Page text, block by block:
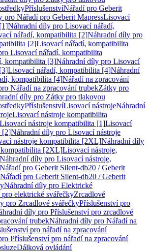
PříslušenstvíNářadí pro Geberit
pro Nářadí pro Geberit MapressLisovací
Náhradní díly pro Lisovací nářadí,
nářadí, kompatibilita [2]Náhradní díly pro
[2]Lisovací nářadí, kompatibilita
Lisovací nářadí, kompatibilita
kompatibilita [3]Náhradní díly pro Lisovací
Lisovací nářadí, kompatibilita [4]Náhradní
kompatibilita [4]Nářadí na zpracování
Nářadí na zpracování trubekZátky pro
díly pro Zátky pro tlakovou
PříslušenstvíLisovací nástrojeNáhradní
Lisovací nástroje kompatibilita
nástroje kompatibilita [1]Lisovací
[2]Náhradní díly pro Lisovací nástroje
nástroje kompatibilita [2XL]Náhradní díly
kompatibilita [2XL]Lisovací nástroje,
Náhradní díly pro Lisovací nástroje,
Nářadí pro Geberit Silent-db20 / Geberit
pro Geberit Silent-db20 / Geberit
Náhradní díly pro Elektrické
pro elektrické svářečkyZrcadlové
pro Zrcadlové svářečkyPříslušenství pro
díly pro Příslušenství pro zrcadlové
trubekNáhradní díly pro Nářadí na
pro nářadí na zpracování
Příslušenství pro nářadí na zpracování
Dálková ovládání